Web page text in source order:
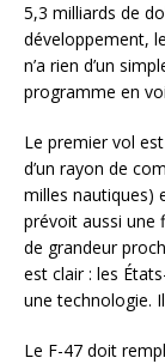
5,3 milliards de
développement,
n’a rien d’un
programme en
Le premier vol
d’un rayon de
milles nautiques)
prévoit aussi une
de grandeur
est clair : les
une technologie.
Le F-47 doit